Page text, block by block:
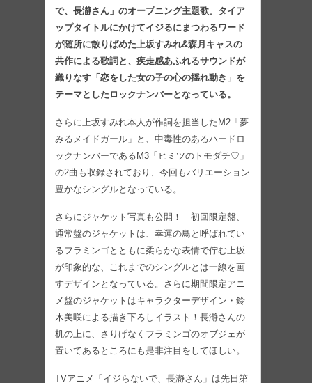
で、長瀞さん」のオープニング主題歌。タイア
ップタイトルにかけてイジるにまつわるワード
が随所に散りばめた上坂すみれ&森月キャスの
共作による歌詞と、疾走感あふれるサウンドが
織りなす「恋をした女の子の心の揺れ動き」を
テーマとしたロックナンバーとなっている。
さらに上坂すみれ本人が作詞を担当したM2「夢
みるメイドガール」と、中毒性のあるハードロ
ックナンバーであるM3「ヒミツのトモダチ♡」
の2曲も収録されており、今回もバリエーション
豊かなシングルとなっている。
さらにジャケット写真も公開！ 初回限定盤、
通常盤のジャケットは、幸運の鳥と呼ばれてい
るフラミンゴとともに柔らかな表情で佇む上坂
が印象的な、これまでのシングルとは一線を画
すデザインとなっている。さらに期間限定アニ
メ盤のジャケットはキャラクターデザイン・鈴
木美咲による描き下ろしイラスト！長瀞さんの
机の上に、さりげなくフラミンゴのオブジェが
置いてあるところにも是非注目をしてほしい。
TVアニメ「イジらないで、長瀞さん」は先日第